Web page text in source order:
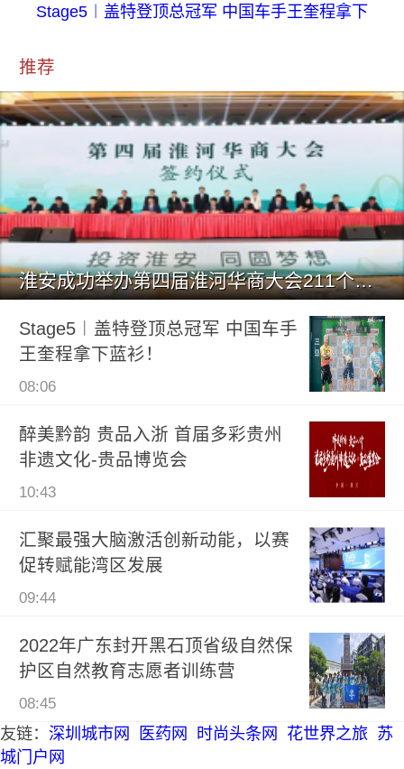
Stage5︱盖特登顶总冠军 中国车手王奎程拿下
推荐
淮安成功举办第四届淮河华商大会211个签约项目 总投资1486.
Stage5︱盖特登顶总冠军 中国车手
王奎程拿下蓝衫！
08:06
醉美黔韵 贵品入浙 首届多彩贵州
非遗文化-贵品博览会
10:43
汇聚最强大脑激活创新动能，以赛
促转赋能湾区发展
09:44
2022年广东封开黑石顶省级自然保
护区自然教育志愿者训练营
08:45
友链： 深圳城市网 医药网 时尚头条网 花世界之旅 苏
城门户网